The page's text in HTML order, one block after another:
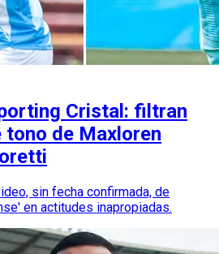
Cristal: filtran
de Maxloren
sin fecha confirmada, de
en actitudes inapropiadas.